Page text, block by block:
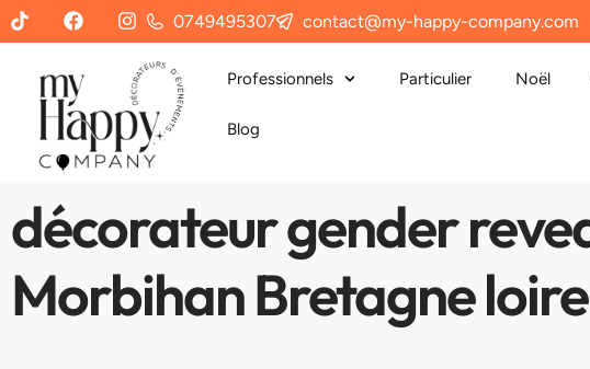
0749495307 contact@my-happy-company.com
Professionnels Particulier Noël
Blog
décorateur gender
Morbihan Bretagne